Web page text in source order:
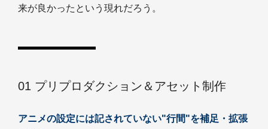
来が良かったという現れだろう。
01 プリプロダクション＆アセット制作
アニメの設定には記されていない"行間"を補足・拡張